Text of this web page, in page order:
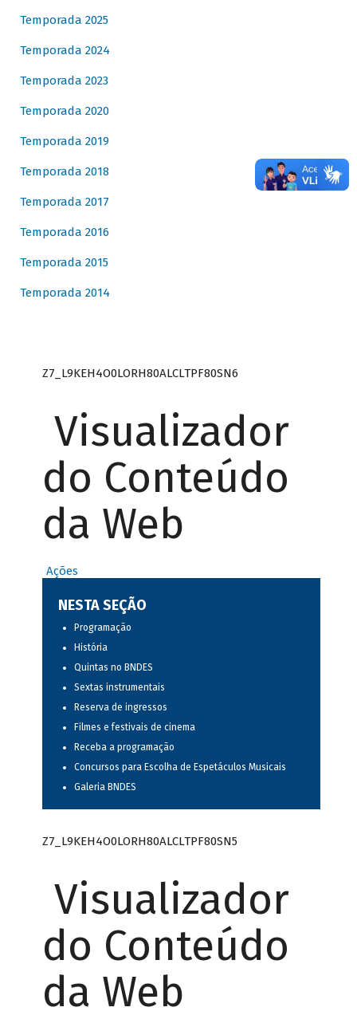
Temporada 2025
Temporada 2024
Temporada 2023
Temporada 2020
Temporada 2019
Temporada 2018
Temporada 2017
Temporada 2016
Temporada 2015
Temporada 2014
Z7_L9KEH4O0LORH80ALCLTPF80SN6
Visualizador
do Conteúdo
da Web
Ações
NESTA SEÇÃO
Programação
História
Quintas no BNDES
Sextas instrumentais
Reserva de ingressos
Filmes e festivais de cinema
Receba a programação
Concursos para Escolha de Espetáculos Musicais
Galeria BNDES
Z7_L9KEH4O0LORH80ALCLTPF80SN5
Visualizador
do Conteúdo
da Web